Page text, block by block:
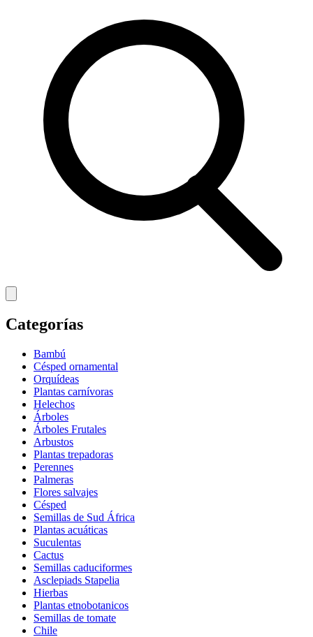
Categorías
Bambú
Césped ornamental
Orquídeas
Plantas carnívoras
Helechos
Árboles
Árboles Frutales
Arbustos
Plantas trepadoras
Perennes
Palmeras
Flores salvajes
Césped
Semillas de Sud África
Plantas acuáticas
Suculentas
Cactus
Semillas caduciformes
Asclepiads Stapelia
Hierbas
Plantas etnobotanicos
Semillas de tomate
Chile